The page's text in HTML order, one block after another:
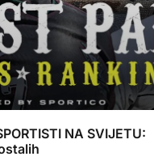
NA SVIJETU: